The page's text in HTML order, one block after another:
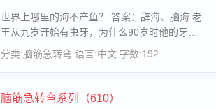
世界上哪里的海不产鱼？ 答案：辞海、脑海 老
王从九岁开始有虫牙，为什么90岁时他的牙都
还在？ 答案：虫早已换掉 什么贵重的东西最容
分类:脑筋急转弯 语言:中文 字数:192
脑筋急转弯系列（610）